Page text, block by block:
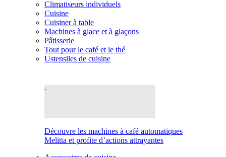
Climatiseurs individuels
Cuisine
Cuisiner à table
Machines à glace et à glaçons
Pâtisserie
Tout pour le café et le thé
Ustensiles de cuisine
Découvre les machines à café automatiques
Melitta et profite d’actions attrayantes